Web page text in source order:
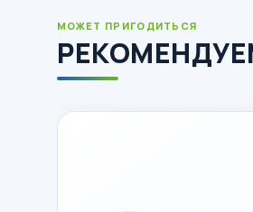
МОЖЕТ ПРИГОДИТЬСЯ